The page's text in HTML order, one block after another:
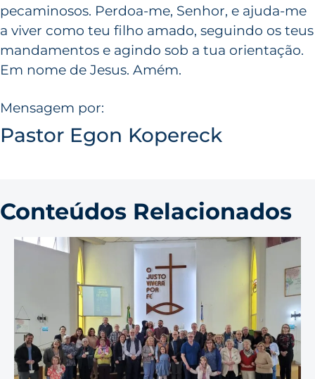
pecaminosos. Perdoa-me, Senhor, e ajuda-me
a viver como teu filho amado, seguindo os teus
mandamentos e agindo sob a tua orientação.
Em nome de Jesus. Amém.
Mensagem por:
Pastor Egon Kopereck
Conteúdos Relacionados